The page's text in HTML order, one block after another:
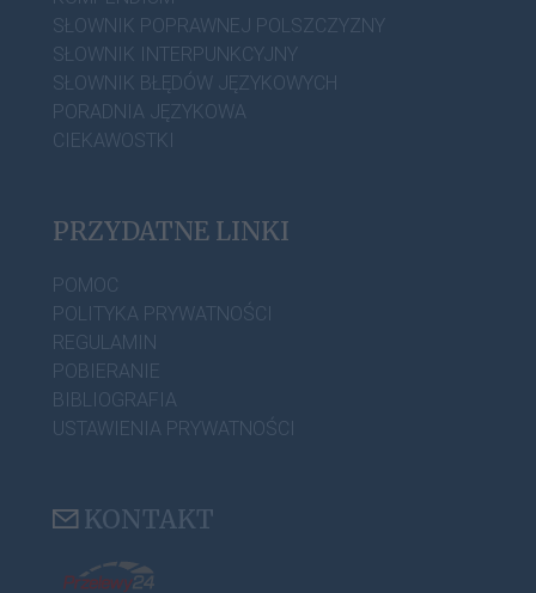
SŁOWNIK POPRAWNEJ POLSZCZYZNY
SŁOWNIK INTERPUNKCYJNY
SŁOWNIK BŁĘDÓW JĘZYKOWYCH
PORADNIA JĘZYKOWA
CIEKAWOSTKI
PRZYDATNE LINKI
POMOC
POLITYKA PRYWATNOŚCI
REGULAMIN
POBIERANIE
BIBLIOGRAFIA
USTAWIENIA PRYWATNOŚCI
KONTAKT